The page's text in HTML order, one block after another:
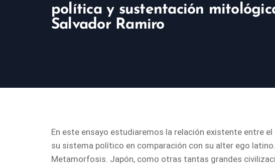
política y sustentación
Salvador Ramiro
En este ensayo estudiaremos la relación existente entre
su sistema político en comparación con su alter ego
Metamorfosis. Japón, como otras tantas grandes